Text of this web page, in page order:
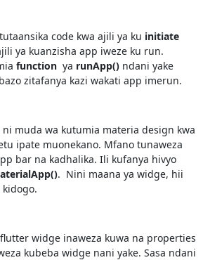
code kwa ajili ya ku initiate
ya kuanzisha app iweze ku run.
function ya runApp()ndani yake
zitafanya kazi wakati app imerun.
ni muda wa kutumia materia design kwa
ipate muonekano. Mfano tunaweza
bar na kadhalika. Ili kufanya hivyo
. Nini maana ya widge, hii
widge inaweza kuwa na properties
kubeba widge nani yake. Sasa ndani